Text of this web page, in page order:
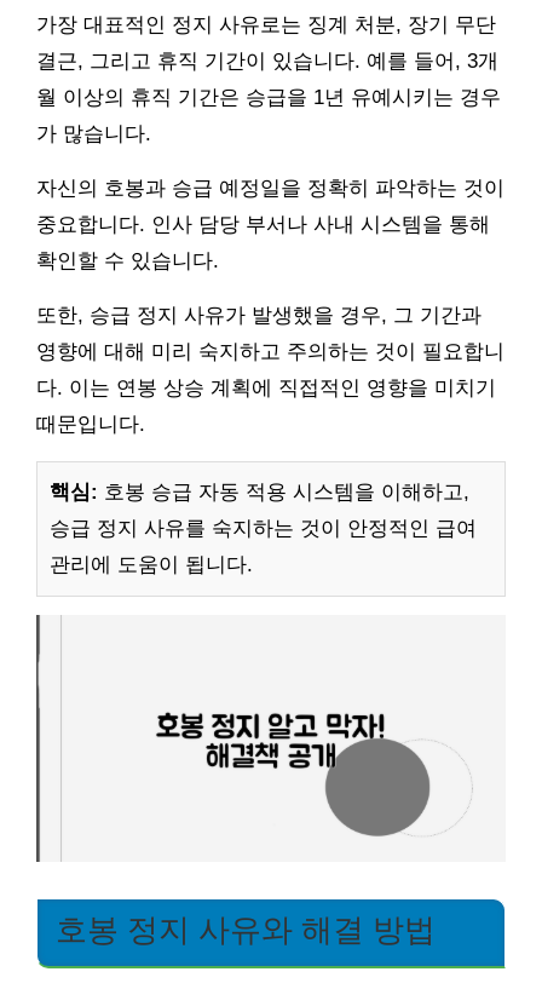
가장 대표적인 정지 사유로는 징계 처분, 장기 무단
결근, 그리고 휴직 기간이 있습니다. 예를 들어, 3개
월 이상의 휴직 기간은 승급을 1년 유예시키는 경우
가 많습니다.
자신의 호봉과 승급 예정일을 정확히 파악하는 것이
중요합니다. 인사 담당 부서나 사내 시스템을 통해
확인할 수 있습니다.
또한, 승급 정지 사유가 발생했을 경우, 그 기간과
영향에 대해 미리 숙지하고 주의하는 것이 필요합니
다. 이는 연봉 상승 계획에 직접적인 영향을 미치기
때문입니다.
핵심: 호봉 승급 자동 적용 시스템을 이해하고,
승급 정지 사유를 숙지하는 것이 안정적인 급여
관리에 도움이 됩니다.
호봉 정지 사유와 해결 방법